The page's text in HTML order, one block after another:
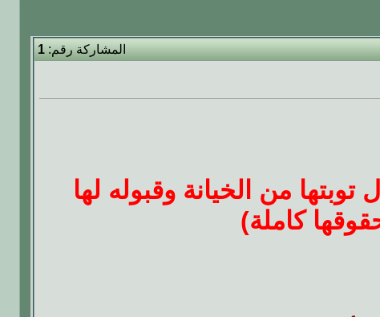
المشاركة رقم:1
من الخيانة وقبوله لها
كاملة)